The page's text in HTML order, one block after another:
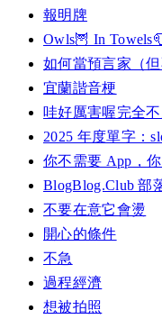
報明牌
Owls🦉 In
如何當預言家（但
宜蘭諧音梗
哇好厲害喔完全
2025 年度單字：
你不需要 App，
BlogBlog.Club 部
不要在意它會燙
開心的條件
不急
過程經濟
想被拍照